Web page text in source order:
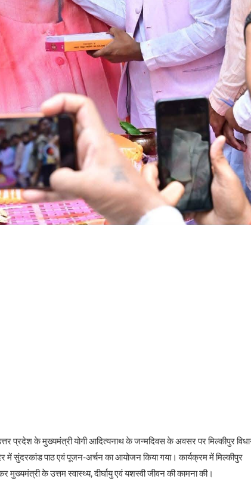
प्रदेश के मुख्यमंत्री योगी आदित्यनाथ के जन्मदिवस के अवसर पर मिल्कीपुर
में सुंदरकांड पाठ एवं पूजन-अर्चन का आयोजन किया गया। कार्यक्रम में मिल्कीपुर
मुख्यमंत्री के उत्तम स्वास्थ्य, दीर्घायु एवं यशस्वी जीवन की कामना की।